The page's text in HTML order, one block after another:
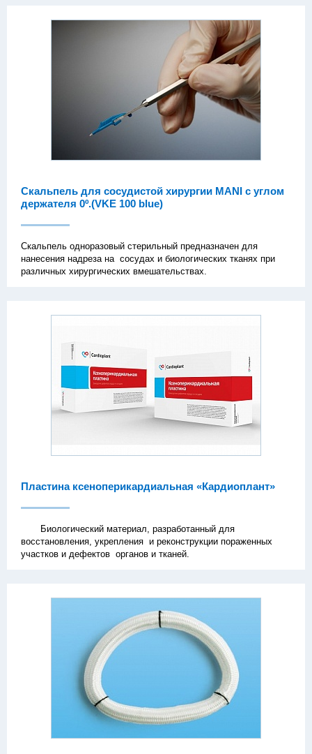
Скальпель для сосудистой хирургии MANI с углом
держателя 0º.(VKE 100 blue)
Скальпель одноразовый стерильный предназначен для
нанесения надреза на сосудах и биологических тканях при
различных хирургических вмешательствах.
Пластина ксеноперикардиальная «Кардиоплант»
Биологический материал, разработанный для
восстановления, укрепления и реконструкции пораженных
участков и дефектов органов и тканей.